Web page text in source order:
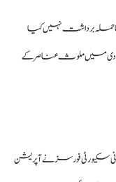
حملہ برداشت نہیں کیا
میں ملوث عناصر کے
سکیورٹی فورسز نے آپریشن